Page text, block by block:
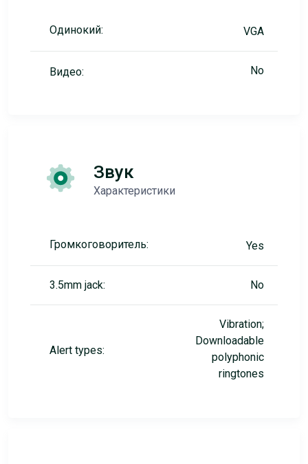
Одинокий: VGA
Видео: No
Звук
Характеристики
Громкоговоритель: Yes
3.5mm jack: No
Alert types:
Vibration;
Downloadable
polyphonic
ringtones